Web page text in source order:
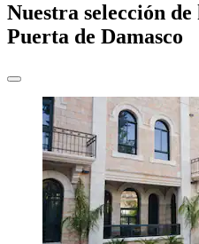
Nuestra selección de
Puerta de Damasco